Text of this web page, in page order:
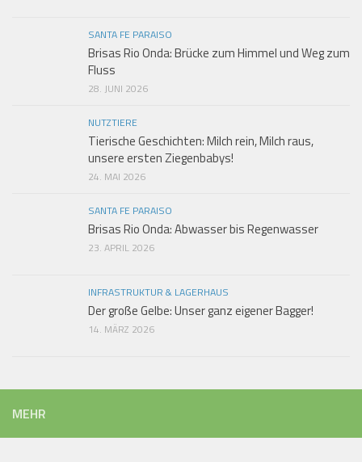
SANTA FE PARAISO
Brisas Rio Onda: Brücke zum Himmel und Weg zum
Fluss
28. JUNI 2026
NUTZTIERE
Tierische Geschichten: Milch rein, Milch raus,
unsere ersten Ziegenbabys!
24. MAI 2026
SANTA FE PARAISO
Brisas Rio Onda: Abwasser bis Regenwasser
23. APRIL 2026
INFRASTRUKTUR & LAGERHAUS
Der große Gelbe: Unser ganz eigener Bagger!
14. MÄRZ 2026
MEHR